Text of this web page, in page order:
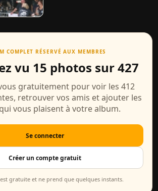
COMPLET RÉSERVÉ AUX MEMBRES
vu 15 photos sur 427
gratuitement pour voir les 412
retrouver vos amis et ajouter les
vous plaisent à votre album.
Se connecter
Créer un compte gratuit
gratuite et ne prend que quelques instants.